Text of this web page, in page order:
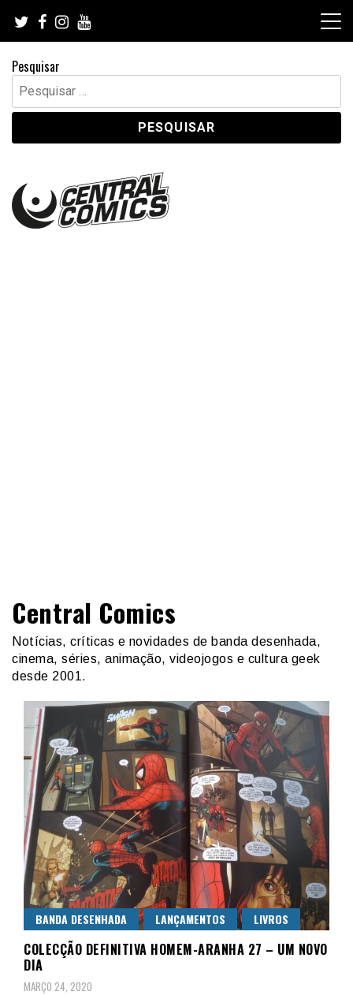
content
Pesquisar
Pesquisar
por:
Central Comics
Notícias, críticas e novidades de banda desenhada,
cinema, séries, animação, videojogos e cultura geek
desde 2001.
BANDA DESENHADA LANÇAMENTOS LIVROS
COLECÇÃO DEFINITIVA HOMEM-ARANHA 27 – UM NOVO
DIA
MARÇO 24, 2020